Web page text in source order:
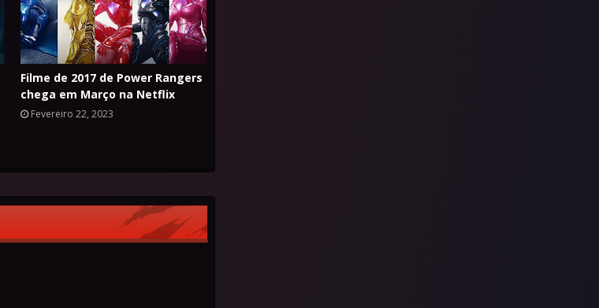
Filme de 2017 de Power Rangers
chega em Março na Netflix
Fevereiro 22, 2023